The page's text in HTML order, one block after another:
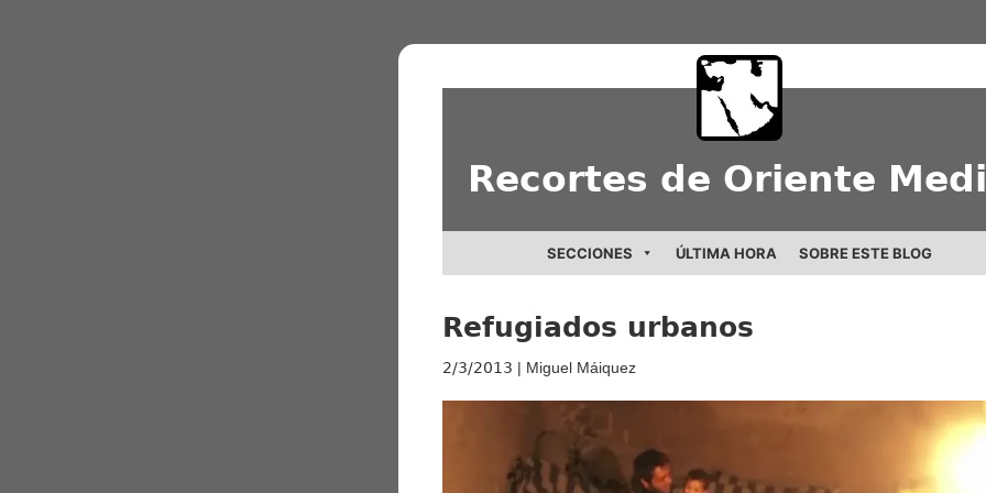
Recortes de Oriente
SECCIONES ÚLTIMA HORA SOBRE ESTE BLOG
Refugiados urbanos
2/3/2013 | Miguel Máiquez